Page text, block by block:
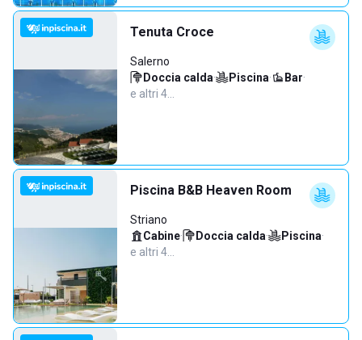
Tenuta Croce
Salerno
Doccia calda· Piscina· Bar·
e altri 4…
Piscina B&B Heaven Room
Striano
Cabine· Doccia calda· Piscina·
e altri 4…